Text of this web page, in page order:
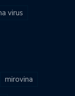
virus
mirovina